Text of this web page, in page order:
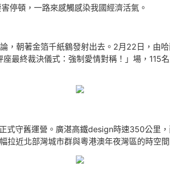
停頓，一路來感觸感染我國經濟活氣。
，朝著金箔千紙鶴發射出去。2月22日，由
最終裁決儀式：強制愛情對稱！」場，115
式守舊運營。廣湛高鐵design時速350公里
拉近北部灣城市群與粵港澳年夜灣區的時空間